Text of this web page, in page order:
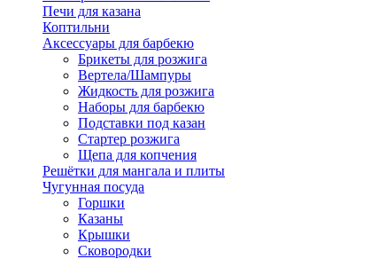
Печи для казана
Коптильни
Аксессуары для барбекю
Брикеты для розжига
Вертела/Шампуры
Жидкость для розжига
Наборы для барбекю
Подставки под казан
Стартер розжига
Щепа для копчения
Решётки для мангала и плиты
Чугунная посуда
Горшки
Казаны
Крышки
Сковородки